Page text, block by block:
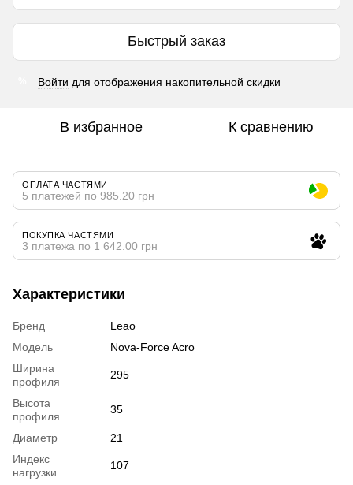
Быстрый заказ
Войти для отображения накопительной скидки
В избранное К сравнению
ОПЛАТА ЧАСТЯМИ
5 платежей по 985.20 грн
ПОКУПКА ЧАСТЯМИ
3 платежа по 1 642.00 грн
Характеристики
Бренд
Leao
Модель
Nova-Force Acro
Ширина
профиля
295
Высота
профиля
35
Диаметр
21
Индекс
нагрузки
107